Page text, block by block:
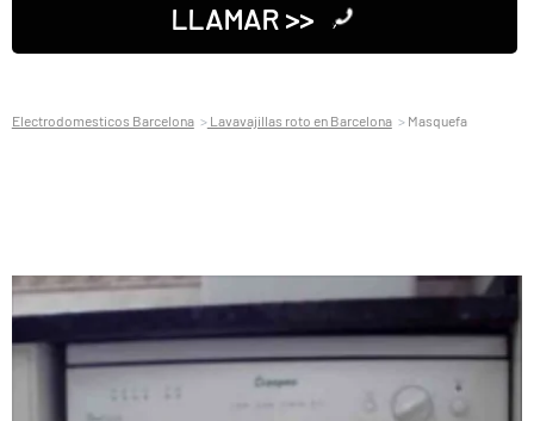
LLAMAR >>
Electrodomesticos Barcelona Lavavajillas roto en Barcelona Masquefa